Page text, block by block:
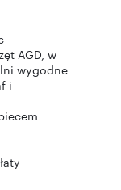
AGD, w
wygodne
i